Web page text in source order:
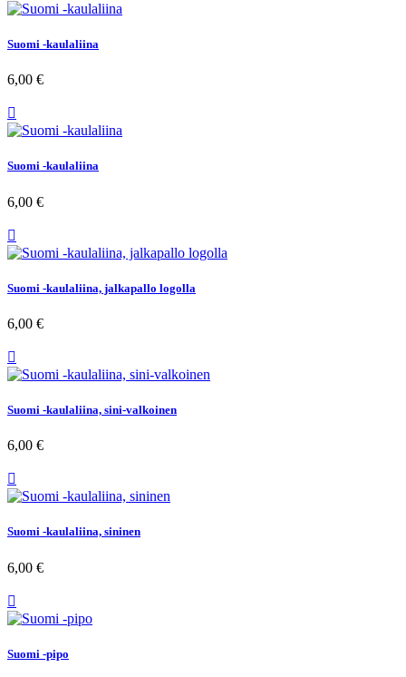
Suomi -kaulaliina
6,00 €

Suomi -kaulaliina
6,00 €

Suomi -kaulaliina, jalkapallo logolla
6,00 €

Suomi -kaulaliina, sini-valkoinen
6,00 €

Suomi -kaulaliina, sininen
6,00 €

Suomi -pipo